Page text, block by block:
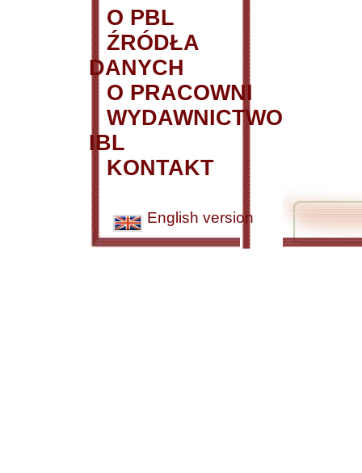
O PBL
ŹRÓDŁA
DANYCH
O PRACOWNI
WYDAWNICTWO
IBL
KONTAKT
English version